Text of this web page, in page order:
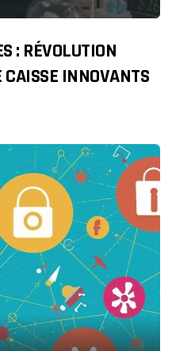
: RÉVOLUTION
CAISSE INNOVANTS